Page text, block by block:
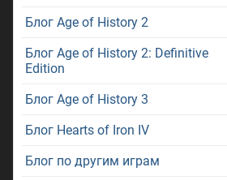
Блог Age of History 2
Блог Age of History 2: Definitive
Edition
Блог Age of History 3
Блог Hearts of Iron IV
Блог по другим играм